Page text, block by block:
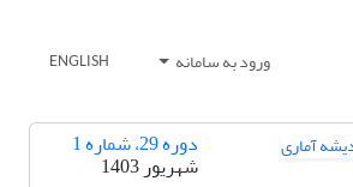
ورود به سامانه ENGLISH
دوره 29، شماره 1
شهریور 1403